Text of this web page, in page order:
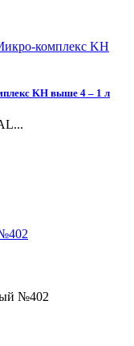
KH выше 4 – 1 л
№402